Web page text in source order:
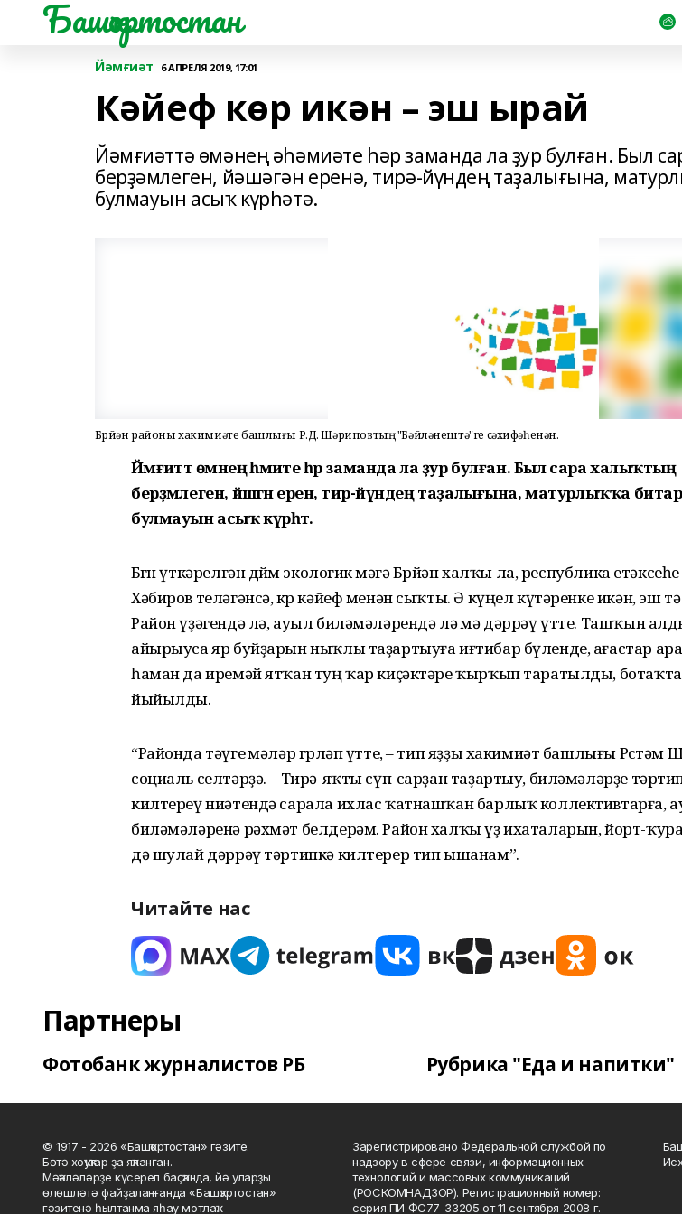
Башҡортостан
Йәмғиәт 6 АПРЕЛЯ 2019, 17:01
Кәйеф көр икән – эш ырай
Йәмғиәттә өмәнең әһәмиәте һәр заманда ла ҙур булған. Был
берҙәмлеген, йәшәгән еренә, тирә-йүндең таҙалығына,
булмауын асыҡ күрһәтә.
Бөрйән районы хакимиәте башлығы Р.Д. Шәриповтың "Бәйләнештә"ге сәхифәһенән.
Йәмғиәттә өмәнең әһәмиәте һәр заманда ла ҙур булған. Был сара халыҡтың
берҙәмлеген, йәшәгән еренә, тирә-йүндең таҙалығына, матурлыҡҡа
булмауын асыҡ күрһәтә.
Бөгөн үткәрелгән дөйөм экологик өмәгә Бөрйән халҡы ла, республика
Хәбиров теләгәнсә, көр кәйеф менән сыҡты. Ә күңел күтәренке икән, эш
Район үҙәгендә лә, ауыл биләмәләрендә лә өмә дәррәү үтте. Ташҡын
айырыуса яр буйҙарын ныҡлы таҙартыуға иғтибар бүленде, ағастар
һаман да иремәй ятҡан туң ҡар киҫәктәре ҡырҡып таратылды,
йыйылды.
“Районда тәүге өмәләр гөрләп үтте, – тип яҙҙы хакимиәт башлығы Рөстәм
социаль селтәрҙә. – Тирә-яҡты сүп-сарҙан таҙартыу, биләмәләрҙе
килтереү ниәтендә сарала ихлас ҡатнашҡан барлыҡ коллективтарға,
биләмәләренә рәхмәт белдерәм. Район халҡы үҙ ихаталарын, йорт-
дә шулай дәррәү тәртипкә килтерер тип ышанам”.
Читайте нас
Партнеры
Фотобанк журналистов РБ Рубрика "Еда и напитки"
© 1917 - 2026 «Башҡортостан» гәзите.
Бөтә хоҡуҡтар ҙа яҡланған.
Мәҡәләләрҙе күсереп баҫҡанда, йә уларҙы
өлөшләтә файҙаланғанда «Башҡортостан»
гәзитенә һылтанма яһау мотлаҡ.
Зарегистрировано Федеральной службой по
надзору в сфере связи, информационных
технологий и массовых коммуникаций
(РОСКОМНАДЗОР). Регистрационный номер:
серия ПИ ФС77-33205 от 11 сентября 2008 г.